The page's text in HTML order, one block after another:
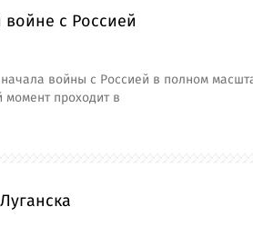
с Россией
войны с Россией в полном
проходит в